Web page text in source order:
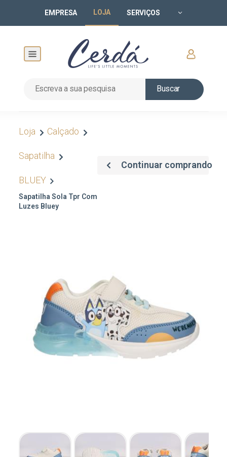
EMPRESA LOJA SERVIÇOS
Buscar
Loja Calçado
Sapatilha
BLUEY
Sapatilha Sola Tpr Com
Luzes Bluey
Continuar comprando